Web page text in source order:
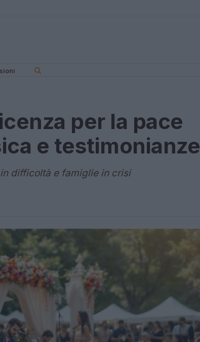
per la pace
e testimonianze
difficoltà e famiglie in crisi